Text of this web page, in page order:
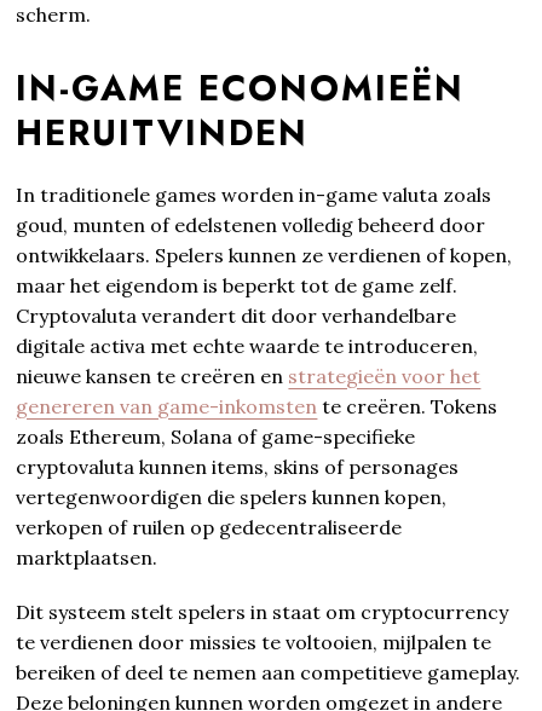
scherm.
IN-GAME ECONOMIEËN
HERUITVINDEN
In traditionele games worden in-game valuta zoals
goud, munten of edelstenen volledig beheerd door
ontwikkelaars. Spelers kunnen ze verdienen of kopen,
maar het eigendom is beperkt tot de game zelf.
Cryptovaluta verandert dit door verhandelbare
digitale activa met echte waarde te introduceren,
nieuwe kansen te creëren en strategieën voor het
genereren van game-inkomsten te creëren. Tokens
zoals Ethereum, Solana of game-specifieke
cryptovaluta kunnen items, skins of personages
vertegenwoordigen die spelers kunnen kopen,
verkopen of ruilen op gedecentraliseerde
marktplaatsen.
Dit systeem stelt spelers in staat om cryptocurrency
te verdienen door missies te voltooien, mijlpalen te
bereiken of deel te nemen aan competitieve gameplay.
Deze beloningen kunnen worden omgezet in andere